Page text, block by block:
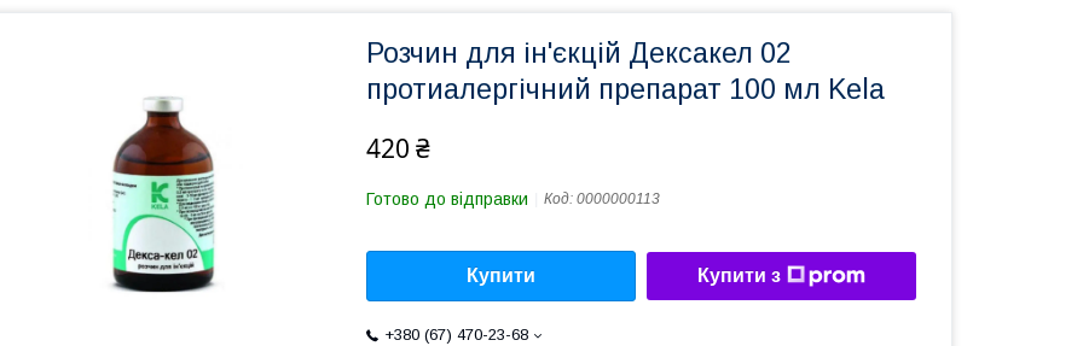
Розчин для ін'єкцій Дексакел 02
протиалергічний препарат 100 мл Kela
420 ₴
Готово до відправки Код: 0000000113
Купити Купити з
+380 (67) 470-23-68